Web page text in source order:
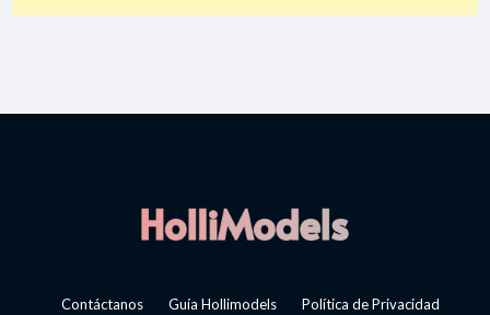
Contáctanos Guía Hollimodels Política de Privacidad